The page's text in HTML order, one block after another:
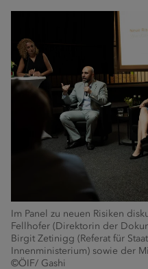
Im Panel zu neuen Risiken
Fellhofer (Direktorin der
Birgit Zetinigg (Referat für
Innenministerium) sowie der
©ÖIF/ Gashi